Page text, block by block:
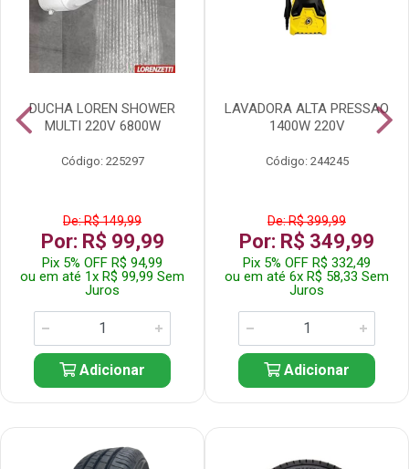
DUCHA LOREN SHOWER
MULTI 220V 6800W
Código: 225297
De: R$ 149,99
Por: R$ 99,99
Pix 5% OFF R$ 94,99
ou em até 1x R$ 99,99 Sem
Juros
Adicionar
LAVADORA ALTA PRESSAO
1400W 220V
Código: 244245
De: R$ 399,99
Por: R$ 349,99
Pix 5% OFF R$ 332,49
ou em até 6x R$ 58,33 Sem
Juros
Adicionar